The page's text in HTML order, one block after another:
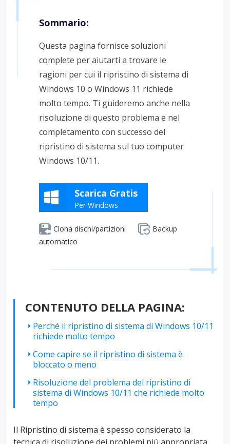
Sommario:
Questa pagina fornisce soluzioni
complete per aiutarti a trovare le
ragioni per cui il ripristino di sistema di
Windows 10 o Windows 11 richiede
molto tempo. Ti guideremo anche nella
risoluzione di questo problema e nel
completamento con successo del
ripristino di sistema sul tuo computer
Windows 10/11.
Scarica Gratis
Per Windows
Clona dischi/partizioni
Backup
automatico
CONTENUTO DELLA PAGINA:
Perché il ripristino di sistema di Windows 10/11
richiede molto tempo
Come capire se il ripristino di sistema è
bloccato o meno
Risoluzione del problema del ripristino di
sistema di Windows 10/11 che richiede molto
tempo
Il Ripristino di sistema è spesso considerato la